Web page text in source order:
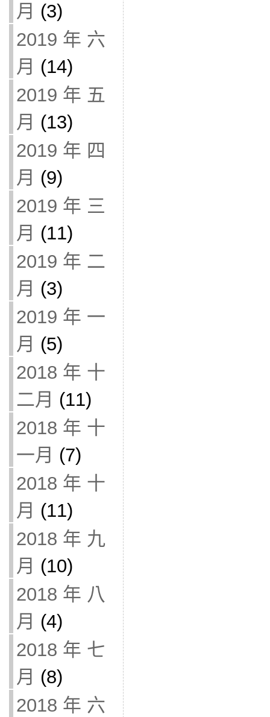
月 (3)
2019 年 六
月 (14)
2019 年 五
月 (13)
2019 年 四
月 (9)
2019 年 三
月 (11)
2019 年 二
月 (3)
2019 年 一
月 (5)
2018 年 十
二月 (11)
2018 年 十
一月 (7)
2018 年 十
月 (11)
2018 年 九
月 (10)
2018 年 八
月 (4)
2018 年 七
月 (8)
2018 年 六